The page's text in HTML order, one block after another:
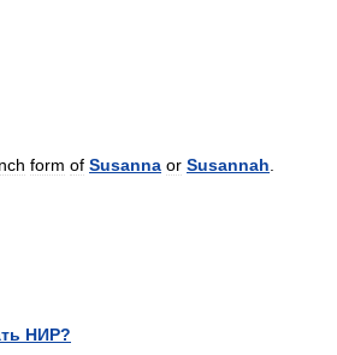
form of Susanna or Susannah
НИР?